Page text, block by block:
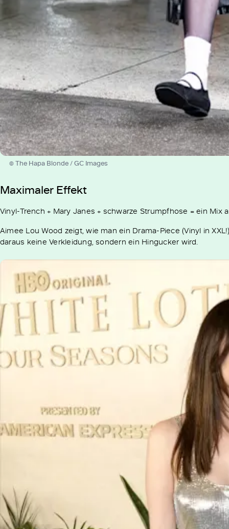
© The Hapa Blonde / GC Images
Maximaler Effekt
Vinyl-Trench + Mary Janes + schwarze Strumpfhose = ein Mix
Aimee Lou Wood zeigt, wie man ein Drama-Piece (Vinyl in
daraus keine Verkleidung, sondern ein Hingucker wird.